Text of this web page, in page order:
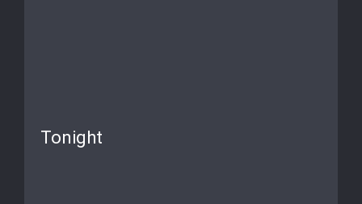
Tonight